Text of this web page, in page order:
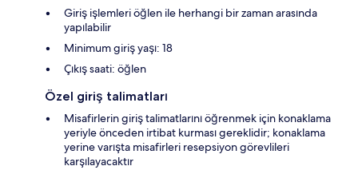
Giriş işlemleri öğlen ile herhangi bir zaman arasında
yapılabilir
Minimum giriş yaşı: 18
Çıkış saati: öğlen
Özel giriş talimatları
Misafirlerin giriş talimatlarını öğrenmek için konaklama
yeriyle önceden irtibat kurması gereklidir; konaklama
yerine varışta misafirleri resepsiyon görevlileri
karşılayacaktır